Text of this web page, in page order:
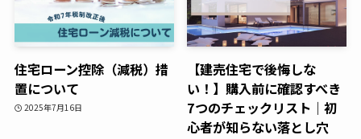
住宅ローン控除（減税）措
置について
2025年7月16日
【建売住宅で後悔しな
い！】購入前に確認すべき
7つのチェックリスト｜初
心者が知らない落とし穴